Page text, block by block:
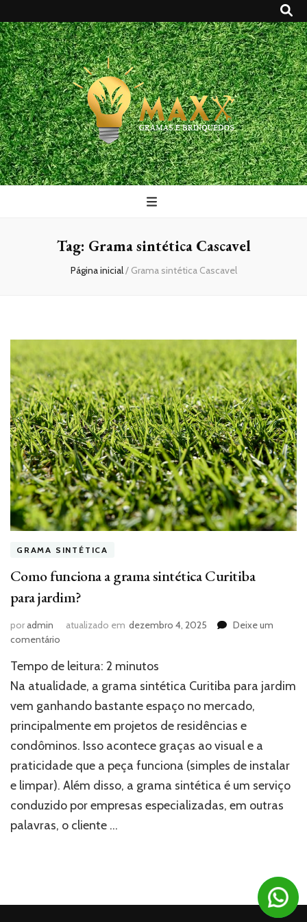
Maxx Gramas
Blog
Tag: Grama sintética Cascavel
Página inicial/ Grama sintética Cascavel
GRAMA SINTÉTICA
Como funciona a grama sintética Curitiba
para jardim?
poradmin atualizado em dezembro 4, 2025
Deixe um
comentário
funciona
a
sintética
Curitiba
jardim?
Tempo de leitura: 2 minutos
Na atualidade, a grama sintética Curitiba para jardim
vem ganhando bastante espaço no mercado,
principalmente em projetos de residências e
condôminos. Isso acontece graças ao visual e a
praticidade que a peça funciona (simples de instalar
e limpar). Além disso, a grama sintética é um serviço
conduzido por empresas especializadas, em outras
palavras, o cliente …